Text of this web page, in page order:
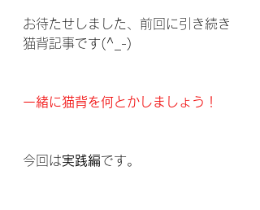
お待たせしました、前回に引き続き
猫背記事です(^_-)
一緒に猫背を何とかしましょう！
今回は実践編です。